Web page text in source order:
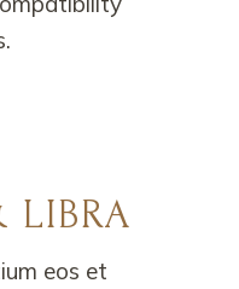
LIBRA
eos et